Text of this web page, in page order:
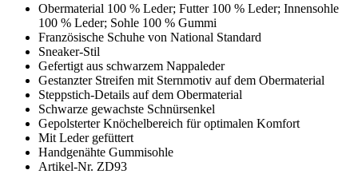
Obermaterial 100 % Leder; Futter 100 % Leder; Innensohle
100 % Leder; Sohle 100 % Gummi
Französische Schuhe von National Standard
Sneaker-Stil
Gefertigt aus schwarzem Nappaleder
Gestanzter Streifen mit Sternmotiv auf dem Obermaterial
Steppstich-Details auf dem Obermaterial
Schwarze gewachste Schnürsenkel
Gepolsterter Knöchelbereich für optimalen Komfort
Mit Leder gefüttert
Handgenähte Gummisohle
Artikel-Nr. ZD93